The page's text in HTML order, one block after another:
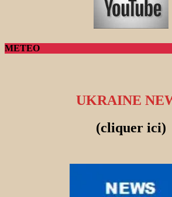
METEO
UKRAINE
(cliquer ici)